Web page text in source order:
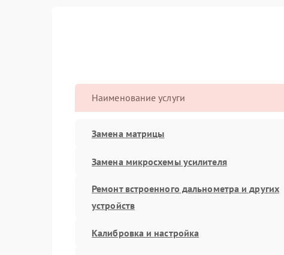
Наименование услуги
Замена матрицы
Замена микросхемы усилителя
Ремонт встроенного дальнометра и других
устройств
Калибровка и настройка